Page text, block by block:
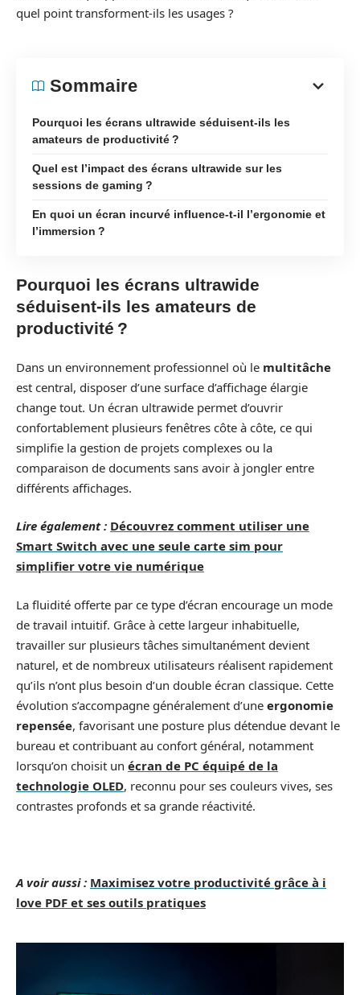
quel point transforment-ils les usages ?
Sommaire
Pourquoi les écrans ultrawide séduisent-ils les
amateurs de productivité ?
Quel est l’impact des écrans ultrawide sur les
sessions de gaming ?
En quoi un écran incurvé influence-t-il l’ergonomie et
l’immersion ?
Pourquoi les écrans ultrawide
séduisent-ils les amateurs de
productivité ?
Dans un environnement professionnel où le multitâche
est central, disposer d’une surface d’affichage élargie
change tout. Un écran ultrawide permet d’ouvrir
confortablement plusieurs fenêtres côte à côte, ce qui
simplifie la gestion de projets complexes ou la
comparaison de documents sans avoir à jongler entre
différents affichages.
Lire également : Découvrez comment utiliser une
Smart Switch avec une seule carte sim pour
simplifier votre vie numérique
La fluidité offerte par ce type d’écran encourage un mode
de travail intuitif. Grâce à cette largeur inhabituelle,
travailler sur plusieurs tâches simultanément devient
naturel, et de nombreux utilisateurs réalisent rapidement
qu’ils n’ont plus besoin d’un double écran classique. Cette
évolution s’accompagne généralement d’une ergonomie
repensée, favorisant une posture plus détendue devant le
bureau et contribuant au confort général, notamment
lorsqu’on choisit un écran de PC équipé de la
technologie OLED, reconnu pour ses couleurs vives, ses
contrastes profonds et sa grande réactivité.
A voir aussi : Maximisez votre productivité grâce à i
love PDF et ses outils pratiques